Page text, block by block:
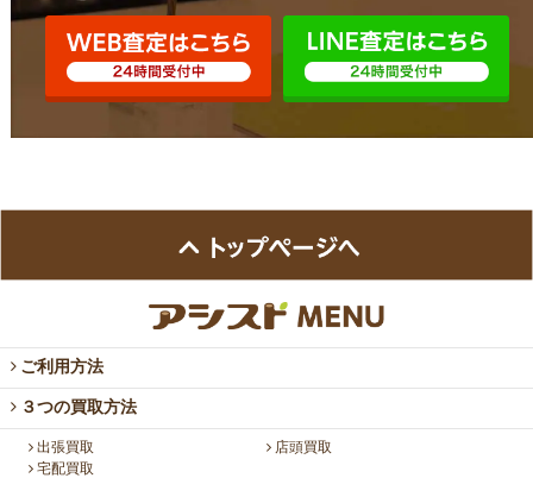
ご利用方法
３つの買取方法
出張買取
店頭買取
宅配買取